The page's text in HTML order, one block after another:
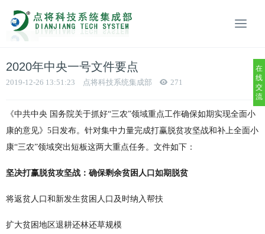
2020年中央一号文件要点
2019-12-26 13:51:23 点将科技系统集成部 271
《中共中央 国务院关于抓好“三农”领域重点工作确保如期实现全面小
康的意见》5日发布。针对集中力量完成打赢脱贫攻坚战和补上全面小
康“三农”领域突出短板这两大重点任务。文件如下：
坚决打赢脱贫攻坚战：确保剩余贫困人口如期脱贫
将返贫人口和新发生贫困人口及时纳入帮扶
扩大贫困地区退耕还林还草规模
在
线
交
流